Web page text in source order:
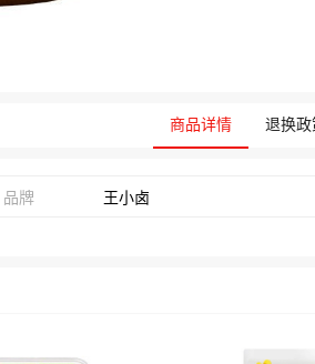
商品详情 退换政
品牌 王小卤